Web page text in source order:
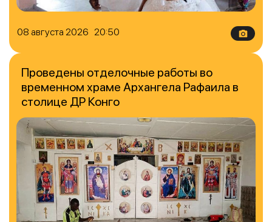
08 августа 2026 20:50
Проведены отделочные работы во
временном храме Архангела Рафаила в
столице ДР Конго